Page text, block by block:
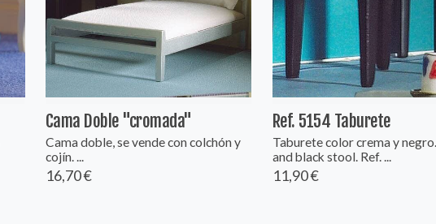
Cama Doble "cromada"
Cama doble, se vende con colchón y
cojín. ...
16,70 €
Ref. 5154 Taburete
Taburete color crema y
and black stool. Ref. ...
11,90 €